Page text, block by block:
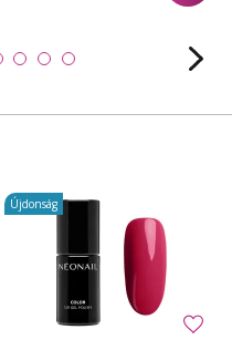
Újdonság